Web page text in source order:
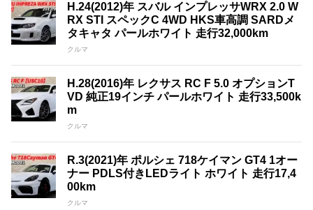
H.24(2012)年 スバル インプレッサWRX 2.0 W
RX STI スペックC 4WD HKS車高調 SARDメ
タキャタ パールホワイト 走行32,000km
クルマ
H.28(2016)年 レクサス RC F 5.0 オプションT
VD 純正19インチ パールホワイト 走行33,500k
m
クルマ
R.3(2021)年 ポルシェ 718ケイマン GT4 1オー
ナー PDLS付きLEDライト ホワイト 走行17,4
00km
クルマ